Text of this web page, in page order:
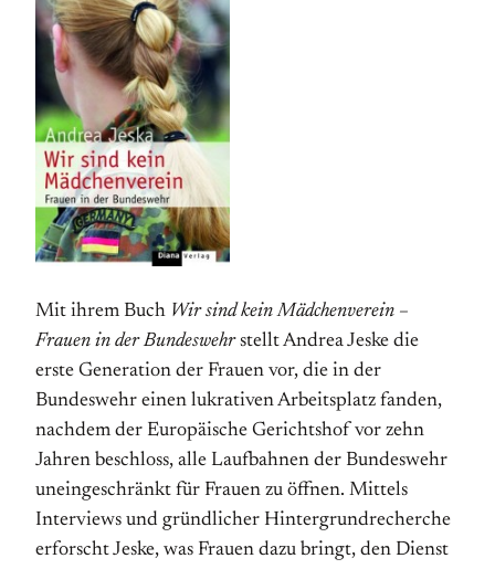
Mit ihrem Buch Wir sind kein Mädchenverein –
Frauen in der Bundeswehrstellt Andrea Jeske die
erste Generation der Frauen vor, die in der
Bundeswehr einen lukrativen Arbeitsplatz fanden,
nachdem der Europäische Gerichtshof vor zehn
Jahren beschloss, alle Laufbahnen der Bundeswehr
uneingeschränkt für Frauen zu öffnen. Mittels
Interviews und gründlicher Hintergrundrecherche
erforscht Jeske, was Frauen dazu bringt, den Dienst